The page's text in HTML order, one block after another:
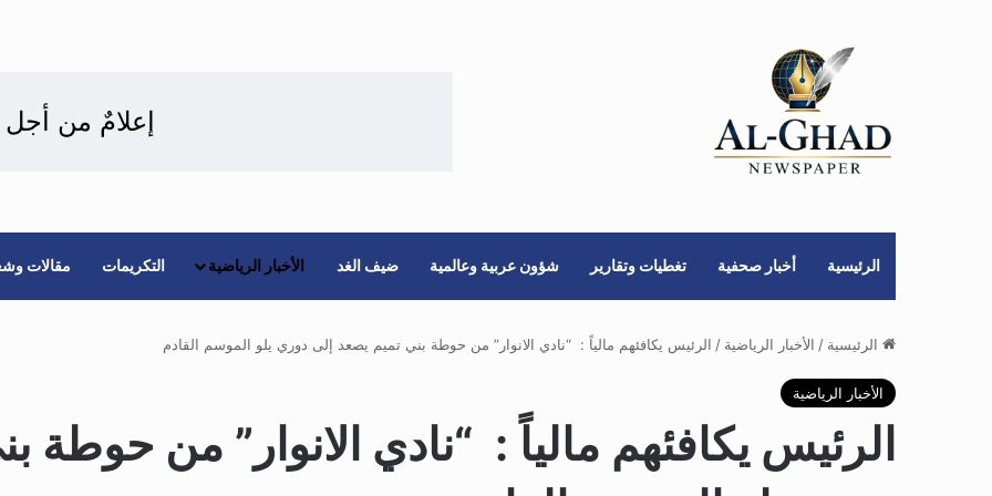
إعلامٌ من
الرئيسية أخبار صحفية تغطيات وتقارير شؤون عربية وعالمية ضيف الغد الأخبار الرياضية التكريمات مقالات
الرئيسية / الأخبار الرياضية / الرئيس يكافئهم مالياً : “نادي الانوار” من حوطة بني تميم يصعد إلى دوري يلو الموسم القادم
الأخبار الرياضية
الرئيس يكافئهم مالياً : “نادي الانوار” من حوطة